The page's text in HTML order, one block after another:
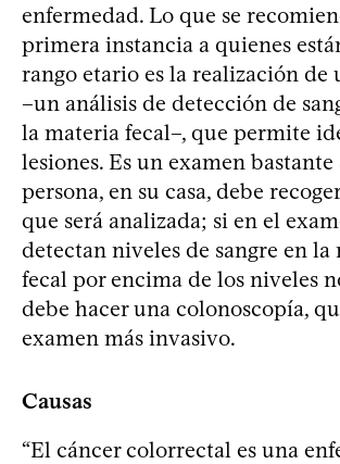
enfermedad. Lo que se
primera instancia a quienes
rango etario es la realización de
–un análisis de detección de
la materia fecal–, que permite
lesiones. Es un examen
persona, en su casa, debe
que será analizada; si en el
detectan niveles de sangre en la
fecal por encima de los niveles
debe hacer una colonoscopía,
examen más invasivo.
Causas
“El cáncer colorrectal es una